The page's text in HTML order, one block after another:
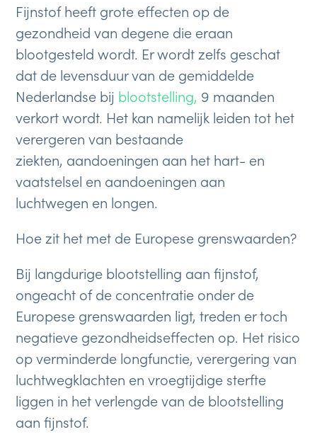
Fijnstof heeft grote effecten op de
gezondheid van degene die eraan
blootgesteld wordt. Er wordt zelfs geschat
dat de levensduur van de gemiddelde
Nederlandse bij blootstelling, 9 maanden
verkort wordt. Het kan namelijk leiden tot het
verergeren van bestaande
ziekten, aandoeningen aan het hart- en
vaatstelsel en aandoeningen aan
luchtwegen en longen.
Hoe zit het met de Europese grenswaarden?
Bij langdurige blootstelling aan fijnstof,
ongeacht of de concentratie onder de
Europese grenswaarden ligt, treden er toch
negatieve gezondheidseffecten op. Het risico
op verminderde longfunctie, verergering van
luchtwegklachten en vroegtijdige sterfte
liggen in het verlengde van de blootstelling
aan fijnstof.